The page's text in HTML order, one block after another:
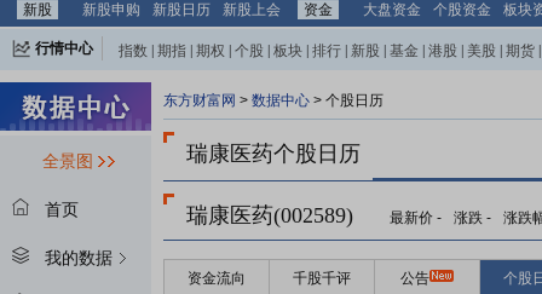
新股
新股申购 新股日历 新股上会 资金 大盘资金 个股资金 板块
行情中心 指数 期指 期权 个股 板块 排行 新股 基金 港股 美股 期货
全景图
首页
我的数据
东方财富网 > 数据中心 > 个股日历
瑞康医药个股日历
瑞康医药(002589) 最新价 - 涨跌 - 涨跌
资金流向 千股千评 公告 个股